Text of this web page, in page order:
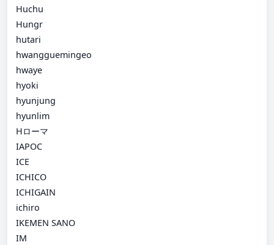
Huchu
Hungr
hutari
hwangguemingeo
hwaye
hyoki
hyunjung
hyunlim
Hローマ
IAPOC
ICE
ICHICO
ICHIGAIN
ichiro
IKEMEN SANO
IM